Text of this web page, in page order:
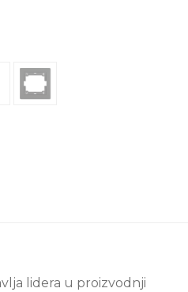
lidera u proizvodnji